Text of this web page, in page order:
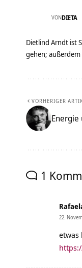
VONDIETA
Dietlind Arndt ist
gehen; außerdem
VORHERIGER
1
22.
etwas